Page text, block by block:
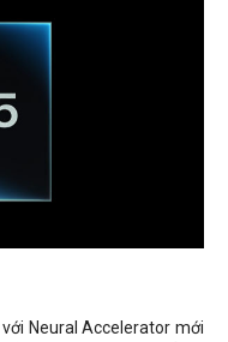
Neural Accelerator mới